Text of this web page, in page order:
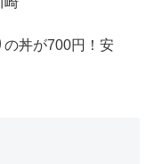
の丼が700円！安